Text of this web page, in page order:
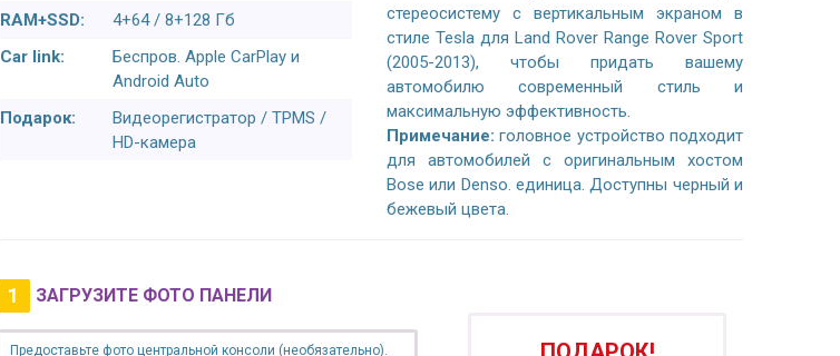
RAM+SSD:
4+64 / 8+128 Гб
Car link:
Беспров. Apple CarPlay и
Android Auto
Подарок:
Видеорегистратор / TPMS /
HD-камера
стереосистему с вертикальным экраном в
стиле Tesla для Land Rover Range Rover Sport
(2005-2013), чтобы придать вашему
автомобилю современный стиль и
максимальную эффективность.
Примечание: головное устройство подходит
для автомобилей с оригинальным хостом
Bose или Denso. единица. Доступны черный и
бежевый цвета.
1 ЗАГРУЗИТЕ ФОТО ПАНЕЛИ
Предоставьте фото центральной консоли (необязательно).